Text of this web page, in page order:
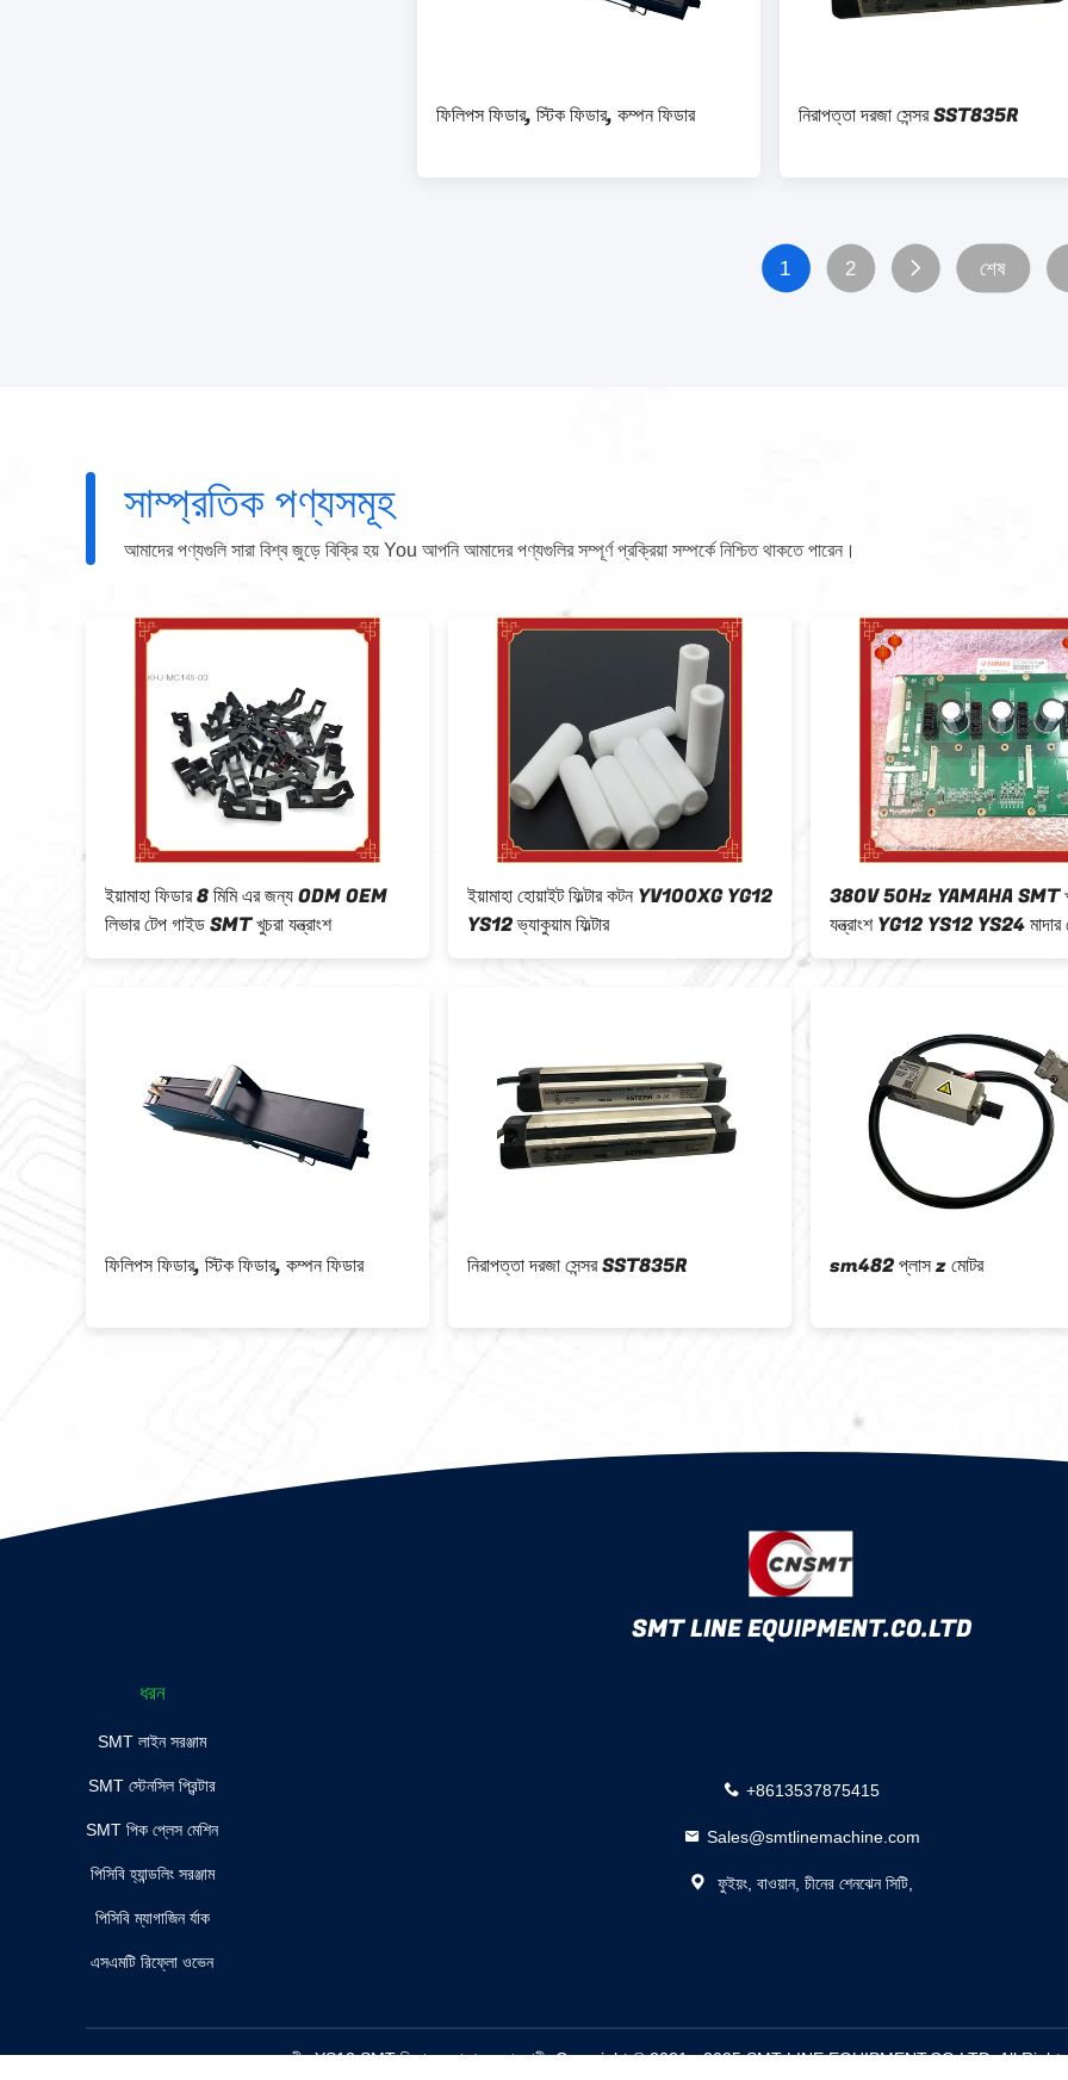
ফিলিপস ফিডার, স্টিক ফিডার, কম্পন ফিডার নিরাপত্তা দরজা সেন্সর SST835R
1 2 শেষ
সাম্প্রতিক পণ্যসমূহ
আমাদের পণ্যগুলি সারা বিশ্ব জুড়ে বিক্রি হয় You আপনি আমাদের পণ্যগুলির সম্পূর্ণ প্রক্রিয়া সম্পর্কে নিশ্চিত থাকতে পারেন।
ইয়ামাহা ফিডার 8 মিমি এর জন্য ODM OEM
লিভার টেপ গাইড SMT খুচরা যন্ত্রাংশ
ইয়ামাহা হোয়াইট ফিল্টার কটন YV100XG YG12
YS12 ভ্যাকুয়াম ফিল্টার
380V 50Hz YAMAHA SMT খুচরা
যন্ত্রাংশ YG12 YS12 YS24 মাদার বোর্ড
ফিলিপস ফিডার, স্টিক ফিডার, কম্পন ফিডার নিরাপত্তা দরজা সেন্সর SST835R sm482 প্লাস z মোটর
SMT LINE EQUIPMENT.CO.LTD
ধরন
SMT লাইন সরঞ্জাম
SMT স্টেনসিল প্রিন্টার
SMT পিক প্লেস মেশিন
পিসিবি হ্যান্ডলিং সরঞ্জাম
পিসিবি ম্যাগাজিন র্যাক
এসএমটি রিফ্লো ওভেন
+8613537875415
Sales@smtlinemachine.com
ফুইয়ং, বাওয়ান, চীনের শেনঝেন সিটি,
চীন YS12 SMT ফিডার যন্ত্রাংশসরবরাহকারী. Copyright © 2021 - 2025 SMT LINE EQUIPMENT.CO.LTD. All